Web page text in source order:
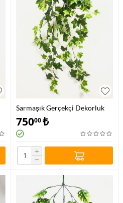
Sarmaşık Gerçekçi Dekorluk
Yeşillik - Yapay Çiçek
75000₺
+
−